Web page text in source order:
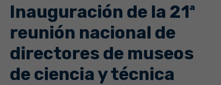
Inauguración de la 21ª
reunión nacional de
directores de museos
de ciencia y técnica